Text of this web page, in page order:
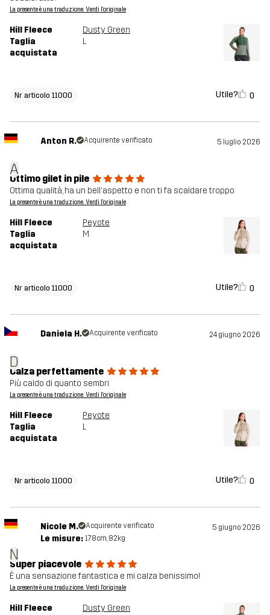
La presente è una traduzione. Verdi l'originale
Hill Fleece
Dusty Green
Taglia
acquistata
L
Nr articolo 11000 Utile? 0
A
Anton R. Acquirente verificato 5 luglio 2026
Ottimo gilet in pile
Ottima qualità, ha un bell'aspetto e non ti fa scaldare troppo
La presente è una traduzione. Verdi l'originale
Hill Fleece
Peyote
Taglia
acquistata
M
Nr articolo 11000 Utile? 0
D
Daniela H. Acquirente verificato 24 giugno 2026
Calza perfettamente
Più caldo di quanto sembri
La presente è una traduzione. Verdi l'originale
Hill Fleece
Peyote
Taglia
acquistata
L
Nr articolo 11000 Utile? 0
N
Nicole M. Acquirente verificato 5 giugno 2026
Le misure: 178cm, 82kg
Super piacevole
È una sensazione fantastica e mi calza benissimo!
La presente è una traduzione. Verdi l'originale
Hill Fleece
Dusty Green